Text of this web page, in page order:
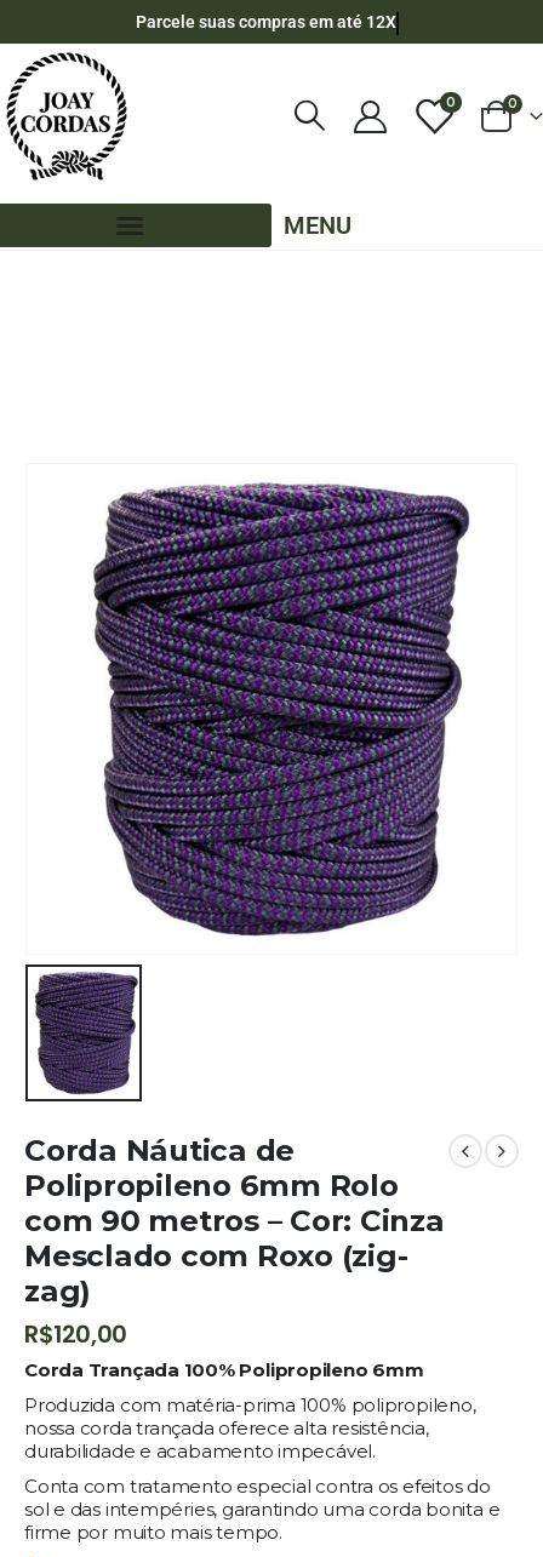
Parcele suas compras em até 12X
0 0
MENU
Corda Náutica de
Polipropileno 6mm Rolo
com 90 metros – Cor: Cinza
Mesclado com Roxo (zig-
zag)
R$120,00
Corda Trançada 100% Polipropileno 6mm
Produzida com matéria-prima 100% polipropileno,
nossa corda trançada oferece alta resistência,
durabilidade e acabamento impecável.
Conta com tratamento especial contra os efeitos do
sol e das intempéries, garantindo uma corda bonita e
firme por muito mais tempo.